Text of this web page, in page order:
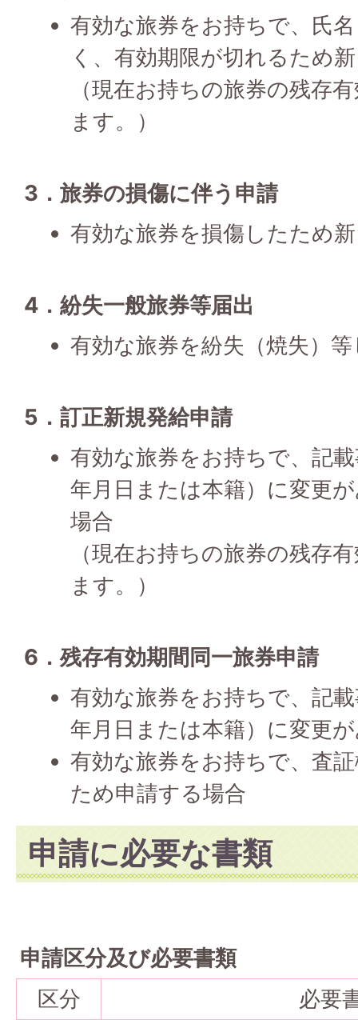
有効な旅券をお持ちで、氏
く、有効期限が切れるため
（現在お持ちの旅券の残存
ます。）
3．旅券の損傷に伴う申請
有効な旅券を損傷したため
4．紛失一般旅券等届出
有効な旅券を紛失（焼失）
5．訂正新規発給申請
有効な旅券をお持ちで、記
年月日または本籍）に変更
場合
（現在お持ちの旅券の残存
ます。）
6．残存有効期間同一旅券申請
有効な旅券をお持ちで、記
年月日または本籍）に変更
有効な旅券をお持ちで、査
ため申請する場合
申請に必要な書類
申請区分及び必要書類
区分
必要